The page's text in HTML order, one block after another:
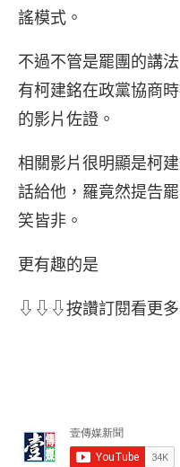
謠模式。
不過不管是罷團的講
有柯建銘在政黨協商
的影片佐證。
相關影片很明顯是柯
話給他，羅竟然提告
笑皆非。
更有趣的是
⇩⇩⇩按讚訂閱看更